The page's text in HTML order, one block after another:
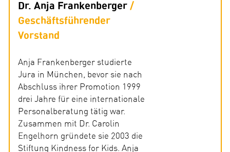
Dr. Anja Frankenberger
Geschäftsführender
Vorstand
Anja Frankenberger studierte
Jura in München, bevor sie nach
Abschluss ihrer Promotion 1999
drei Jahre für eine internationale
Personalberatung tätig war.
Zusammen mit Dr. Carolin
Engelhorn gründete sie 2003 die
Stiftung Kindness for Kids. Anja